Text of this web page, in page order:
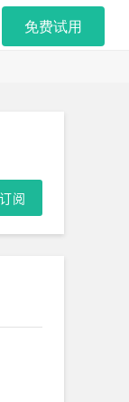
免费试用